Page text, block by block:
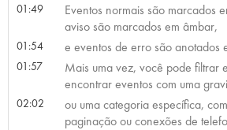
01:49
Eventos normais são marcados
aviso são marcados em âmbar,
01:54 e eventos de erro são anotados
01:57
Mais uma vez, você pode filtrar
encontrar eventos com uma
02:02
ou uma categoria específica,
paginação ou conexões de